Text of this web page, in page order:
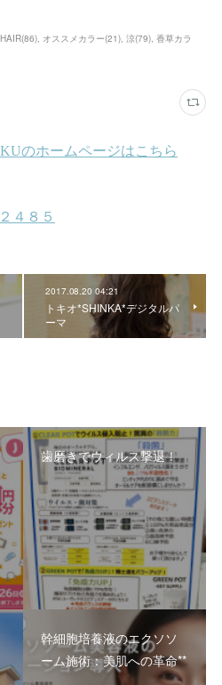
HAIR(86) オススメカラー(21) 涼(79) 香草カラ
2017.08.20 04:21
トキオ*SHINKA*デジタルパ
ーマ
歯磨きでウィルス撃退！
幹細胞培養液のエクソソ
ーム施術：美肌への革命**